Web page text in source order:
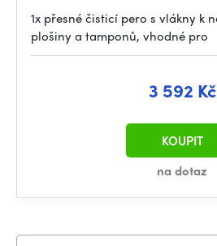
1x přesné čisticí pero s vlákny k
plošiny a tamponů, vhodné pro
3 592 Kč
na dotaz
KOUPIT